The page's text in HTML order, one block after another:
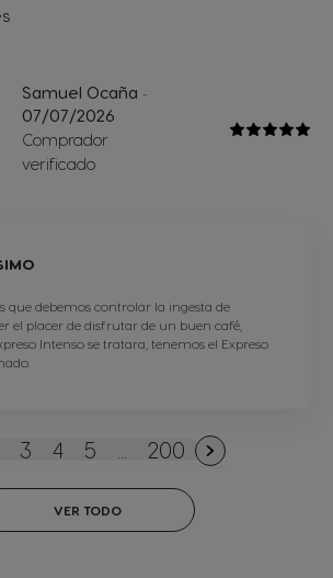
Samuel Ocaña -
07/07/2026
Comprador
verificado
que debemos controlar la ingesta de
el placer de disfrutar de un buen café,
Intenso se tratara, tenemos el Expreso
estás leyendo página
Página
3 Página
4 Página
5 Página
200
VER TODO